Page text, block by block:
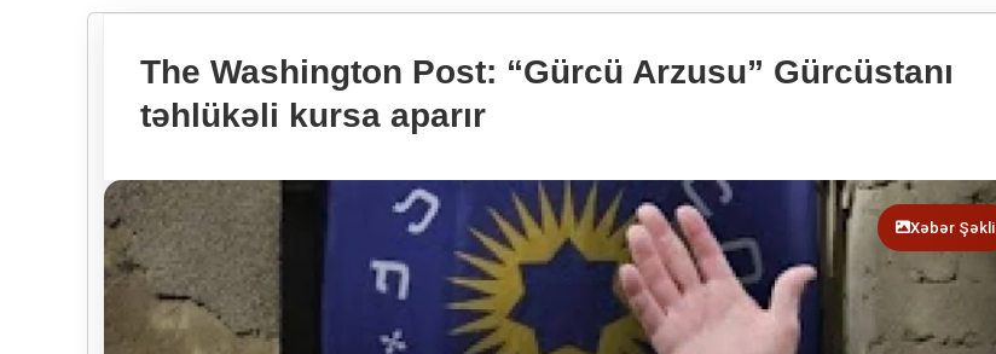
The Washington Post: “Gürcü Arzusu” Gürcüstanı
təhlükəli kursa aparır
Xəbər Şəkli